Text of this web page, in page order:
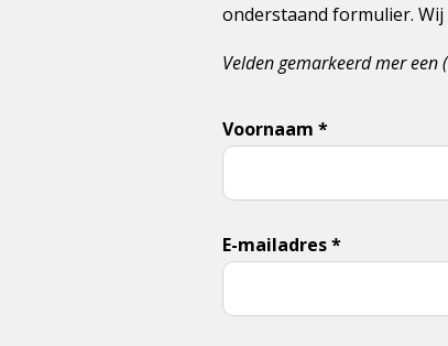
onderstaand formulier.
Velden gemarkeerd mer
Voornaam *
E-mailadres *